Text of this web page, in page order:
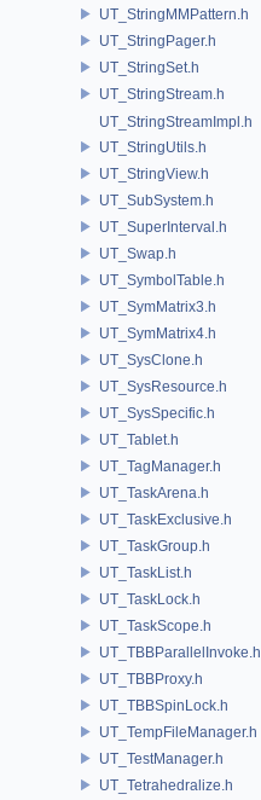
UT_StringMMPattern.h
UT_StringPager.h
UT_StringSet.h
UT_StringStream.h
UT_StringStreamImpl.h
UT_StringUtils.h
UT_StringView.h
UT_SubSystem.h
UT_SuperInterval.h
UT_Swap.h
UT_SymbolTable.h
UT_SymMatrix3.h
UT_SymMatrix4.h
UT_SysClone.h
UT_SysResource.h
UT_SysSpecific.h
UT_Tablet.h
UT_TagManager.h
UT_TaskArena.h
UT_TaskExclusive.h
UT_TaskGroup.h
UT_TaskList.h
UT_TaskLock.h
UT_TaskScope.h
UT_TBBParallelInvoke.h
UT_TBBProxy.h
UT_TBBSpinLock.h
UT_TempFileManager.h
UT_TestManager.h
UT_Tetrahedralize.h